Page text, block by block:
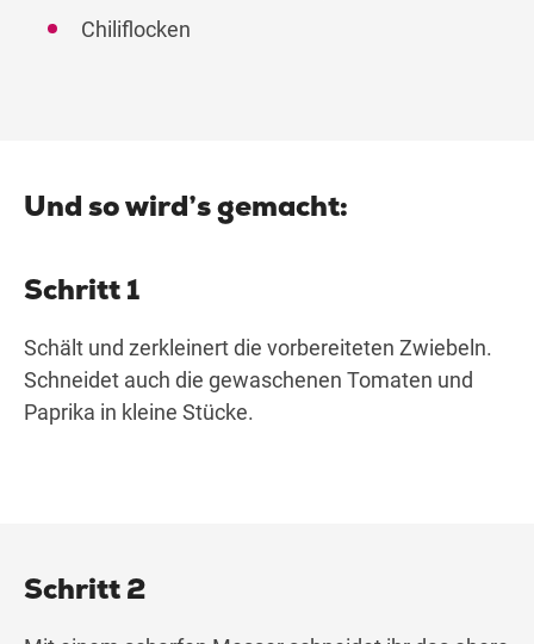
Chiliflocken
Und so wird’s gemacht:
Schritt 1
Schält und zerkleinert die vorbereiteten Zwiebeln.
Schneidet auch die gewaschenen Tomaten und
Paprika in kleine Stücke.
Schritt 2